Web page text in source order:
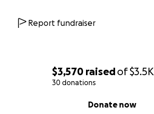
$3,570 raisedof$3.5K
30 donations
Donate now
Report fundraiser